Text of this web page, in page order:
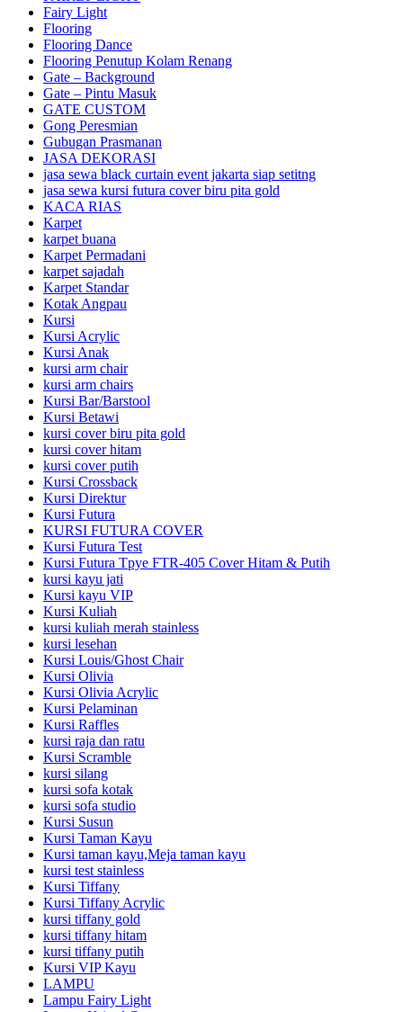
Fairy Light
Flooring
Flooring Dance
Flooring Penutup Kolam Renang
Gate – Background
Gate – Pintu Masuk
GATE CUSTOM
Gong Peresmian
Gubugan Prasmanan
JASA DEKORASI
jasa sewa black curtain event jakarta siap setitng
jasa sewa kursi futura cover biru pita gold
KACA RIAS
Karpet
karpet buana
Karpet Permadani
karpet sajadah
Karpet Standar
Kotak Angpau
Kursi
Kursi Acrylic
Kursi Anak
kursi arm chair
kursi arm chairs
Kursi Bar/Barstool
Kursi Betawi
kursi cover biru pita gold
kursi cover hitam
kursi cover putih
Kursi Crossback
Kursi Direktur
Kursi Futura
KURSI FUTURA COVER
Kursi Futura Test
Kursi Futura Tpye FTR-405 Cover Hitam & Putih
kursi kayu jati
Kursi kayu VIP
Kursi Kuliah
kursi kuliah merah stainless
kursi lesehan
Kursi Louis/Ghost Chair
Kursi Olivia
Kursi Olivia Acrylic
Kursi Pelaminan
Kursi Raffles
kursi raja dan ratu
Kursi Scramble
kursi silang
kursi sofa kotak
kursi sofa studio
Kursi Susun
Kursi Taman Kayu
Kursi taman kayu,Meja taman kayu
kursi test stainless
Kursi Tiffany
Kursi Tiffany Acrylic
kursi tiffany gold
kursi tiffany hitam
kursi tiffany putih
Kursi VIP Kayu
LAMPU
Lampu Fairy Light